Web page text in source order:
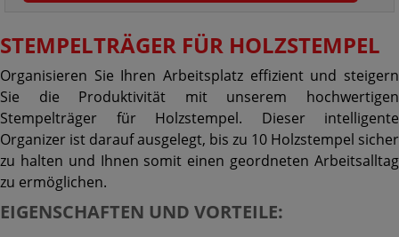
STEMPELTRÄGER FÜR HOLZSTEMPEL
Organisieren Sie Ihren Arbeitsplatz effizient und steigern
Sie die Produktivität mit unserem hochwertigen
Stempelträger für Holzstempel. Dieser intelligente
Organizer ist darauf ausgelegt, bis zu 10 Holzstempel sicher
zu halten und Ihnen somit einen geordneten Arbeitsalltag
zu ermöglichen.
EIGENSCHAFTEN UND VORTEILE: